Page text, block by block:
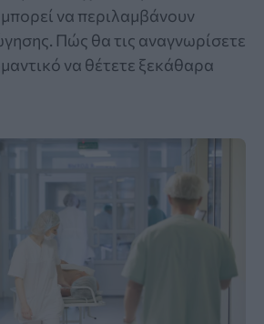
να περιλαμβάνουν
Πώς θα τις αναγνωρίσετε
να θέτετε ξεκάθαρα